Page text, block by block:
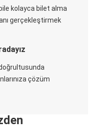
kolayca bilet alma
gerçekleştirmek
çözüm